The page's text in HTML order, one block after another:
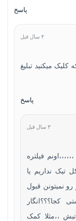
پاسخ
۴ سال قبل
میکنید تبلیغ
پاسخ
۳ سال قبل
فیلتره
تیک نداریم یا
نمیتونن قبول
کجا؟؟؟انگار
،،مثلا کمک